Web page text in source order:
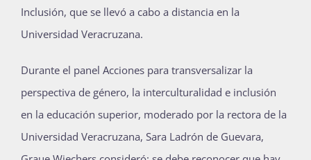
Bienvenida generación 2027-1
Inclusión, que se llevó a cabo a distancia en la
Universidad Veracruzana.
Durante el panel Acciones para transversalizar la
perspectiva de género, la interculturalidad e inclusión
en la educación superior, moderado por la rectora de la
Universidad Veracruzana, Sara Ladrón de Guevara,